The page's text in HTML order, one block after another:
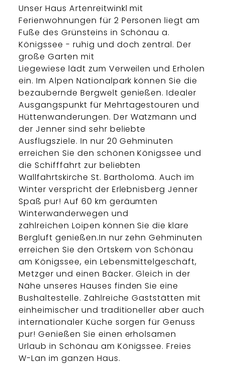
Unser Haus Artenreitwinkl mit
Ferienwohnungen für 2 Personen liegt am
Fuße des Grünsteins in Schönau a.
Königssee - ruhig und doch zentral. Der
große Garten mit
Liegewiese lädt zum Verweilen und Erholen
ein. Im Alpen Nationalpark können Sie die
bezaubernde Bergwelt genießen. Idealer
Ausgangspunkt für Mehrtagestouren und
Hüttenwanderungen. Der Watzmann und
der Jenner sind sehr beliebte
Ausflugsziele. In nur 20 Gehminuten
erreichen Sie den schönen Königssee und
die Schifffahrt zur beliebten
Wallfahrtskirche St. Bartholomä. Auch im
Winter verspricht der Erlebnisberg Jenner
Spaß pur! Auf 60 km geräumten
Winterwanderwegen und
zahlreichen Loipen können Sie die klare
Bergluft genießen.In nur zehn Gehminuten
erreichen Sie den Ortskern von Schönau
am Königssee, ein Lebensmittelgeschäft,
Metzger und einen Bäcker. Gleich in der
Nähe unseres Hauses finden Sie eine
Bushaltestelle. Zahlreiche Gaststätten mit
einheimischer und traditioneller aber auch
internationaler Küche sorgen für Genuss
pur! Genießen Sie einen erholsamen
Urlaub in Schönau am Königssee. Freies
W-Lan im ganzen Haus.